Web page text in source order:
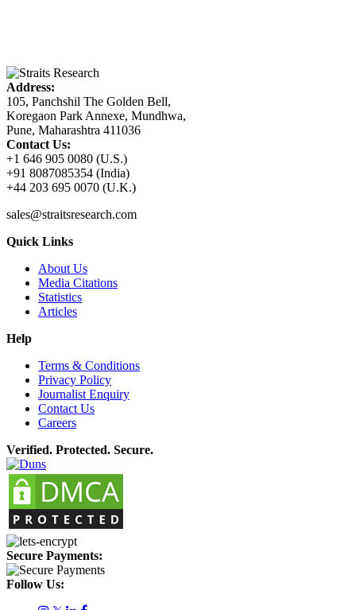
Address:
105, Panchshil The Golden Bell,
Koregaon Park Annexe, Mundhwa,
Pune, Maharashtra 411036
Contact Us:
+1 646 905 0080 (U.S.)
+91 8087085354 (India)
+44 203 695 0070 (U.K.)
sales@straitsresearch.com
Quick Links
About Us
Media Citations
Statistics
Articles
Help
Terms & Conditions
Privacy Policy
Journalist Enquiry
Contact Us
Careers
Verified. Protected. Secure.
Secure Payments:
Follow Us: